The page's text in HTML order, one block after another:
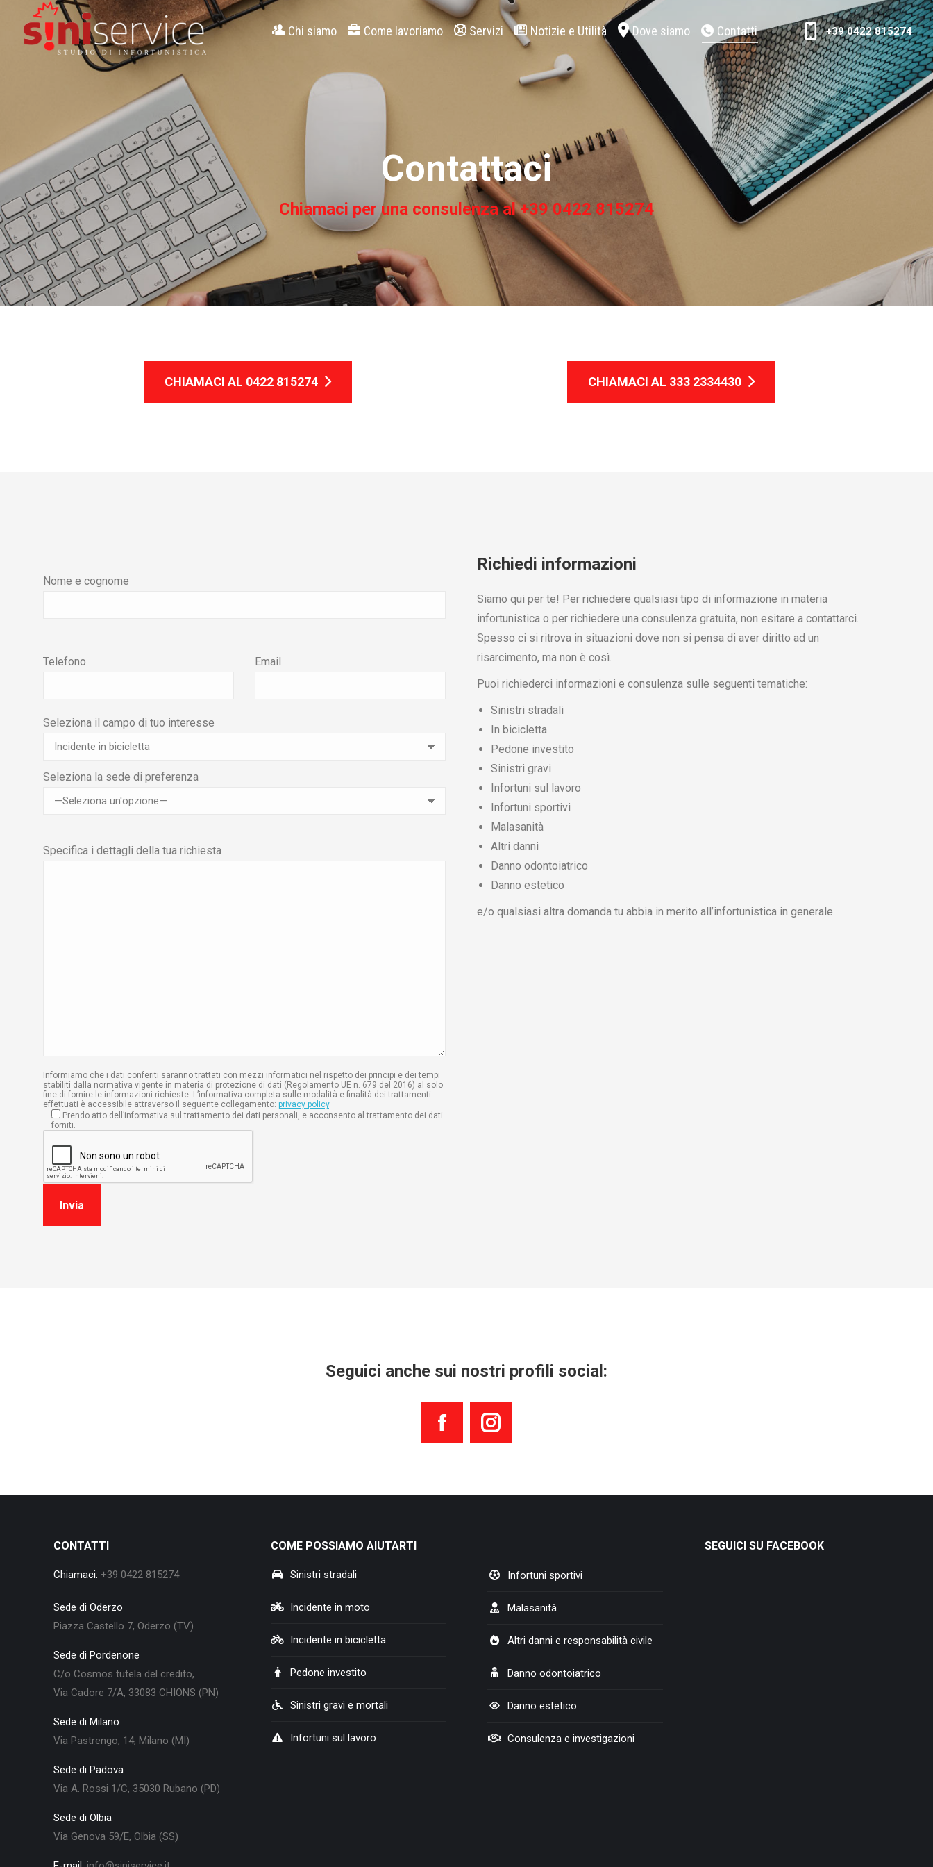
Chi siamo Come lavoriamo Servizi Notizie e Utilità Dove siamo Contatti +39 0422 815274
Contattaci
Chiamaci per una consulenza al +39 0422 815274
CHIAMACI AL 0422 815274 CHIAMACI AL 333 2334430
Nome e cognome
Telefono Email
Seleziona il campo di tuo interesse
Seleziona la sede di preferenza
Specifica i dettagli della tua richiesta
Informiamo che i dati conferiti saranno trattati con mezzi informatici nel rispetto dei principi e dei tempi
stabiliti dalla normativa vigente in materia di protezione di dati (Regolamento UE n. 679 del 2016) al solo
fine di fornire le informazioni richieste. L’informativa completa sulle modalità e finalità dei trattamenti
effettuati è accessibile attraverso il seguente collegamento: privacy policy.
Prendo atto dell’informativa sul trattamento dei dati personali, e acconsento al trattamento dei dati
forniti.
Richiedi informazioni
Siamo qui per te! Per richiedere qualsiasi tipo di informazione in materia
infortunistica o per richiedere una consulenza gratuita, non esitare a contattarci.
Spesso ci si ritrova in situazioni dove non si pensa di aver diritto ad un
risarcimento, ma non è così.
Puoi richiederci informazioni e consulenza sulle seguenti tematiche:
Sinistri stradali
In bicicletta
Pedone investito
Sinistri gravi
Infortuni sul lavoro
Infortuni sportivi
Malasanità
Altri danni
Danno odontoiatrico
Danno estetico
e/o qualsiasi altra domanda tu abbia in merito all’infortunistica in generale.
Seguici anche sui nostri profili social:
FacebookInstagram
CONTATTI
Chiamaci: +39 0422 815274
Sede di Oderzo
Piazza Castello 7, Oderzo (TV)
Sede di Pordenone
C/o Cosmos tutela del credito,
Via Cadore 7/A, 33083 CHIONS (PN)
Sede di Milano
Via Pastrengo, 14, Milano (MI)
Sede di Padova
Via A. Rossi 1/C, 35030 Rubano (PD)
Sede di Olbia
Via Genova 59/E, Olbia (SS)
COME POSSIAMO AIUTARTI
Sinistri stradali
Incidente in moto
Incidente in bicicletta
Pedone investito
Sinistri gravi e mortali
Infortuni sul lavoro
Infortuni sportivi
Malasanità
Altri danni e responsabilità civile
Danno odontoiatrico
Danno estetico
Consulenza e investigazioni
SEGUICI SU FACEBOOK